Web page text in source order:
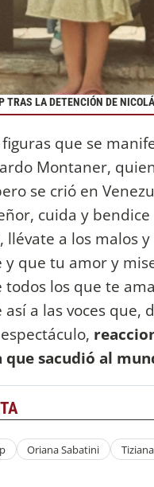
TRAS LA DETENCIÓN DE
que se
Montaner,
se crió en
cuida y
llévate a los malos
y que tu amor y
los que te
a las voces que,
sacudió al
Oriana Sabatini